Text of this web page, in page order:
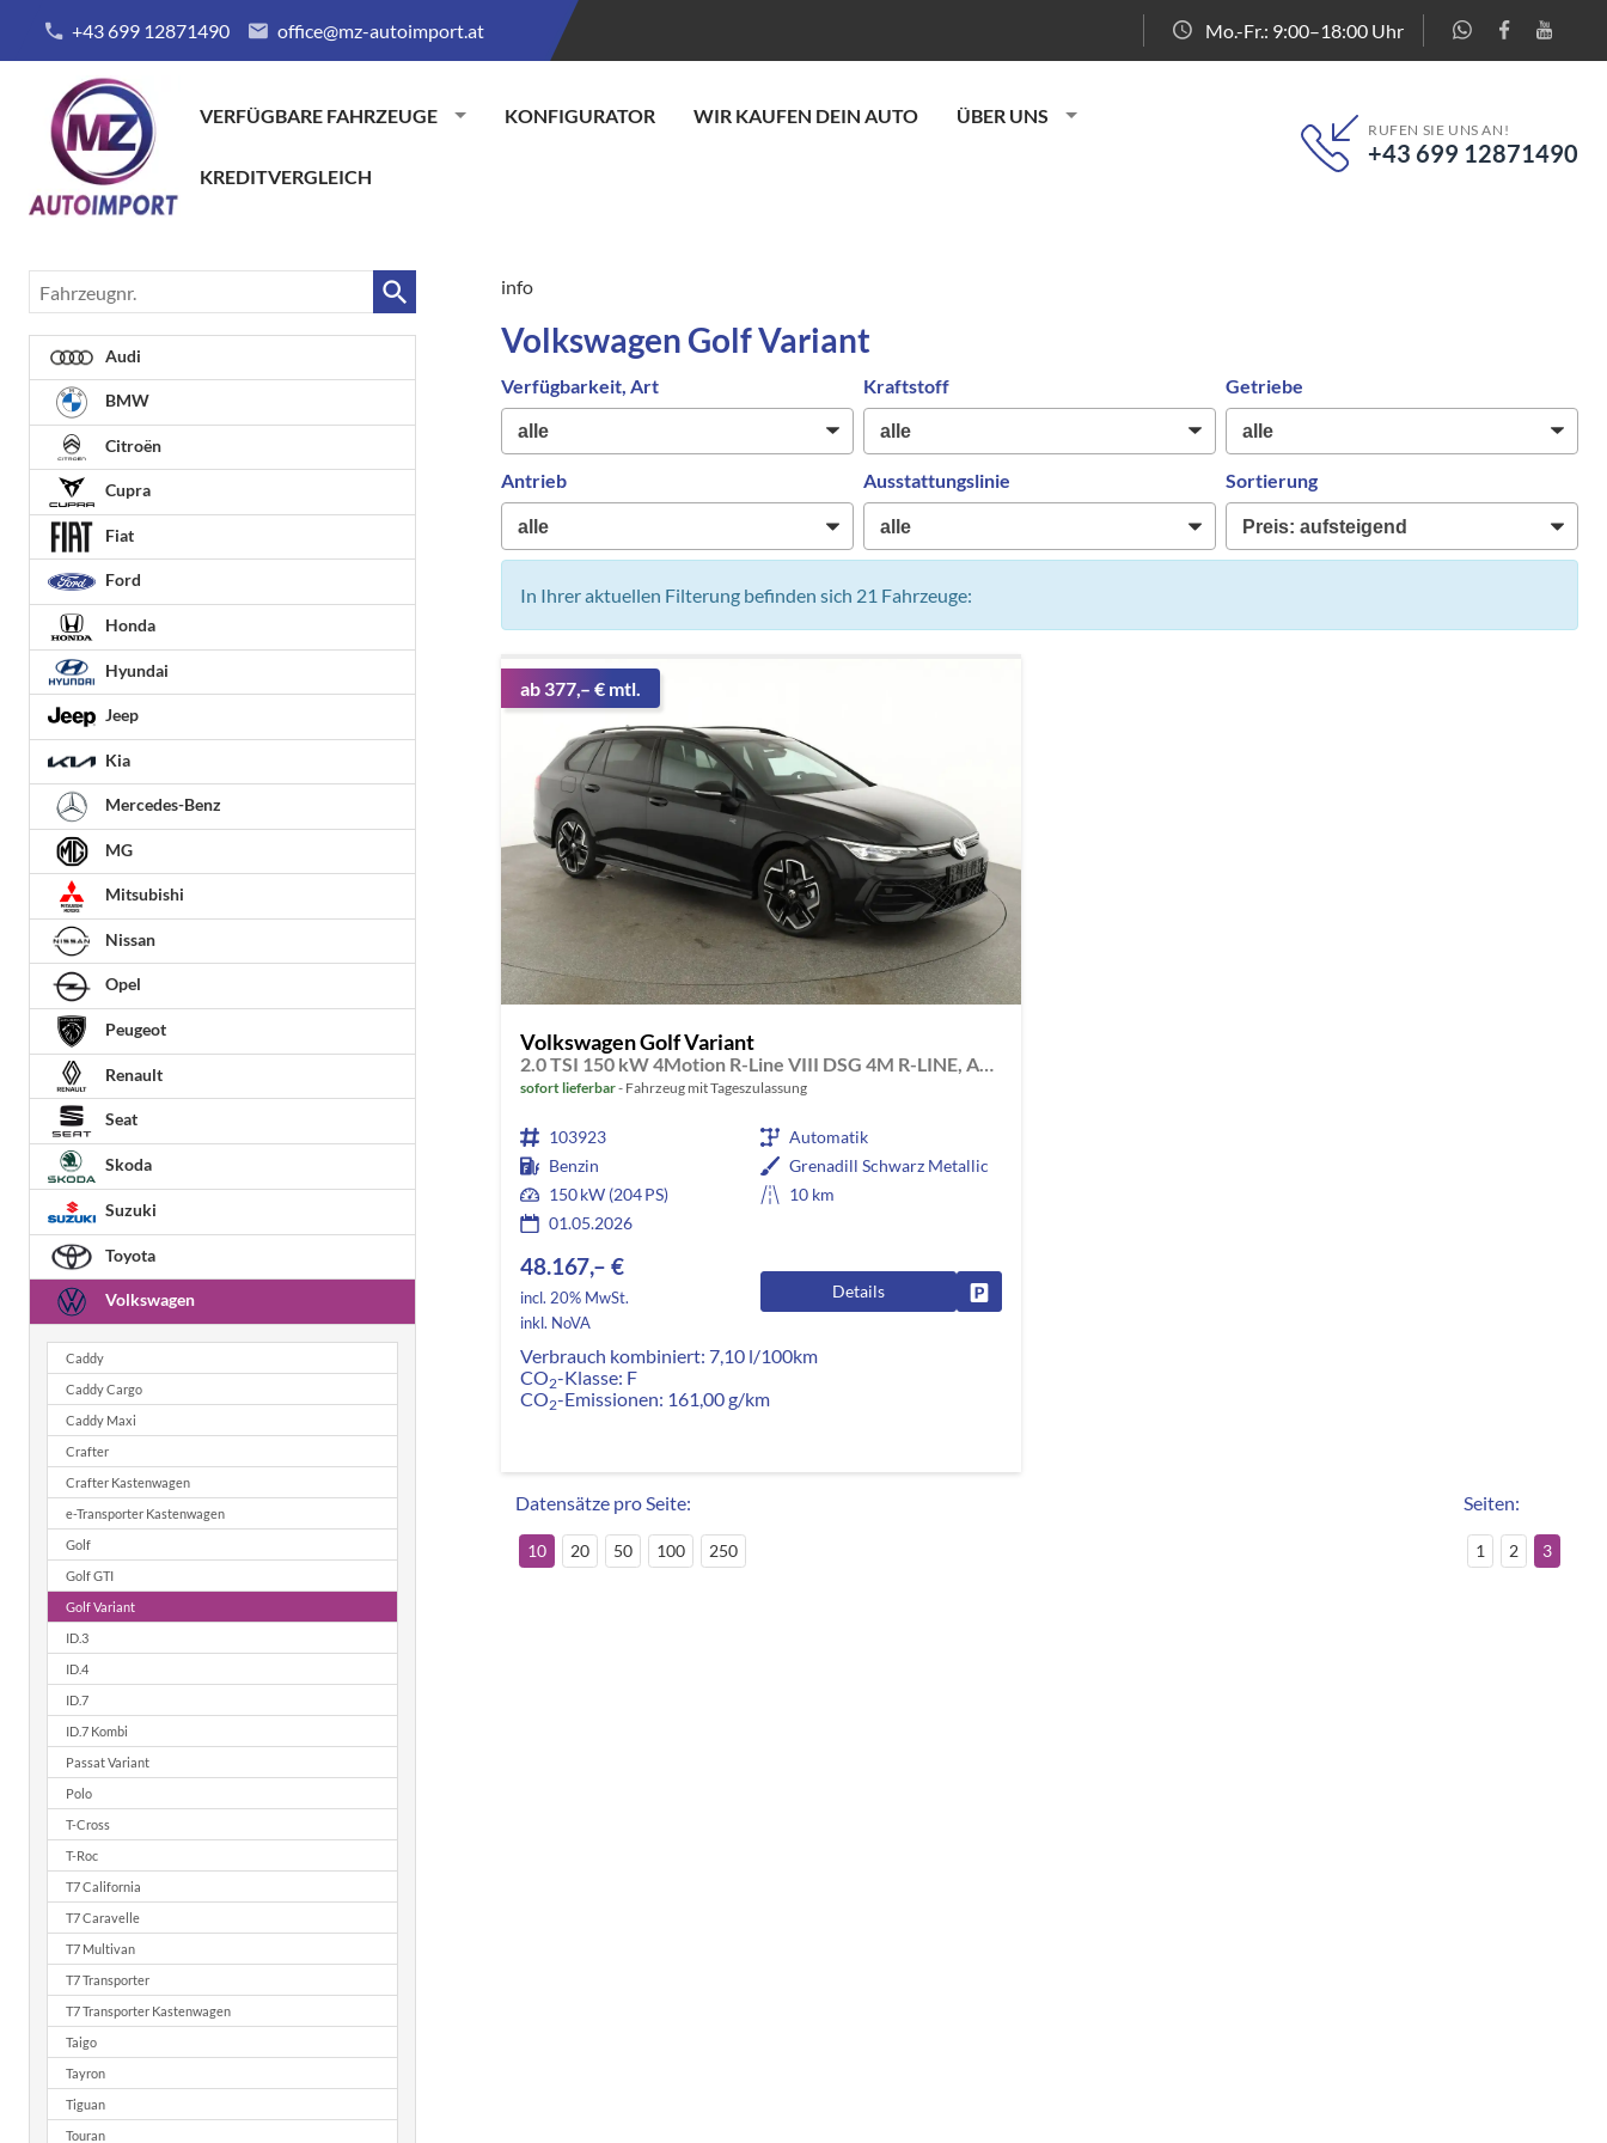
+43 699 12871490 office@mz-autoimport.at Mo.-Fr.: 9:00–18:00 Uhr
VERFÜGBARE FAHRZEUGE KONFIGURATOR WIR KAUFEN DEIN AUTO ÜBER UNS
KREDITVERGLEICH
RUFEN SIE UNS AN!
+43 699 12871490
info
Volkswagen Golf Variant
Verfügbarkeit, Art Kraftstoff Getriebe
Antrieb Ausstattungslinie Sortierung
In Ihrer aktuellen Filterung befinden sich 21 Fahrzeuge:
ab 377,– € mtl.
Volkswagen Golf Variant
2.0 TSI 150 kW 4Motion R-Line VIII DSG 4M R-LINE, AHK, easyOpen, LED-Plus, 18-Zoll, 3 J.-Garantie
sofort lieferbar Fahrzeug mit Tageszulassung
103923
Automatik
Benzin
Grenadill Schwarz Metallic
150 kW (204 PS)
10 km
01.05.2026
48.167,– €
incl. 20% MwSt.
inkl. NoVA
Details
Verbrauch kombiniert: 7,10 l/100km
CO2-Klasse: F
CO2-Emissionen: 161,00 g/km
Datensätze pro Seite:
10 20 50 100 250
Seiten:
1 2 3
Fahrzeugnr.
Audi
BMW
Citroën
Cupra
Fiat
Ford
Honda
Hyundai
Jeep
Kia
Mercedes-Benz
MG
Mitsubishi
Nissan
Opel
Peugeot
Renault
Seat
Skoda
Suzuki
Toyota
Volkswagen
Caddy
Caddy Cargo
Caddy Maxi
Crafter
Crafter Kastenwagen
e-Transporter Kastenwagen
Golf
Golf GTI
Golf Variant
ID.3
ID.4
ID.7
ID.7 Kombi
Passat Variant
Polo
T-Cross
T-Roc
T7 California
T7 Caravelle
T7 Multivan
T7 Transporter
T7 Transporter Kastenwagen
Taigo
Tayron
Tiguan
Touran